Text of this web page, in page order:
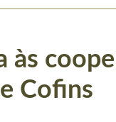
às
Cofins